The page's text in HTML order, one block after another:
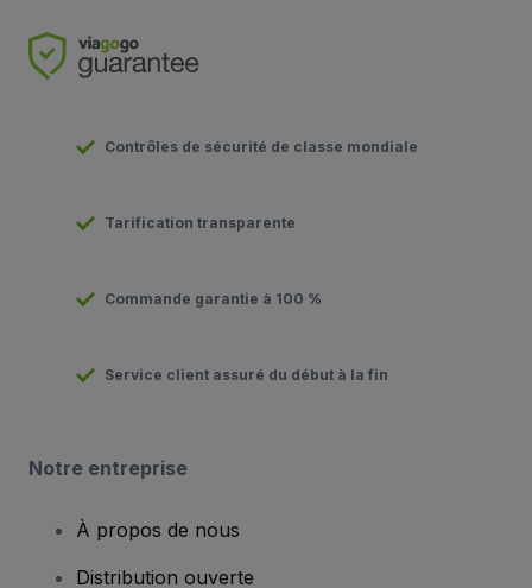
Contrôles de sécurité de classe mondiale
Tarification transparente
Commande garantie à 100 %
Service client assuré du début à la fin
Notre entreprise
À propos de nous
Distribution ouverte